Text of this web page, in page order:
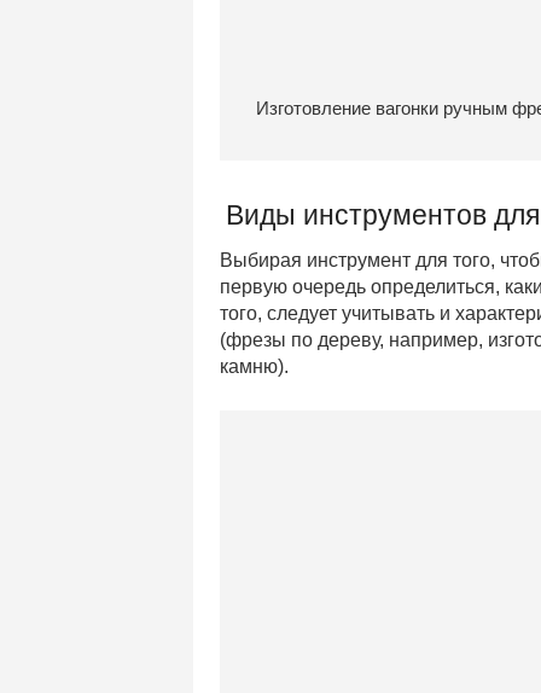
Изготовление вагонки ручным
Виды инструментов
Выбирая инструмент для того,
первую очередь определиться,
того, следует учитывать и
(фрезы по дереву, например,
камню).